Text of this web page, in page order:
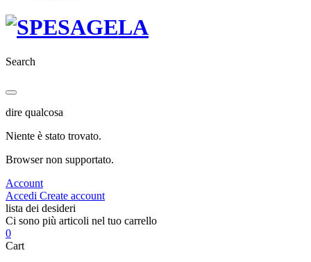
Search
dire qualcosa
Niente è stato trovato.
Browser non supportato.
Account
Accedi Create account
lista dei desideri
Ci sono più articoli nel tuo carrello
0
Cart